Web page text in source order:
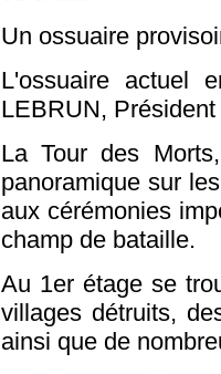
Un ossuaire
L'ossuaire actuel
LEBRUN,
La Tour des
panoramique sur
aux cérémonies
champ de bataille.
Au 1er étage se
villages détruits,
ainsi que de